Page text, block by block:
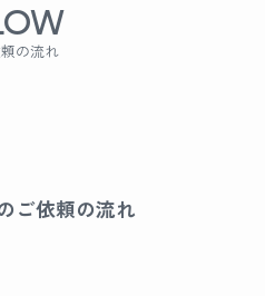
頼の流れ
ご依頼の流れ